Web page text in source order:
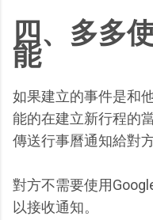
四、多多
能
如果建立的事件是和
能的在建立新行程的
傳送行事曆通知給對方
對方不需要使用
以接收通知。